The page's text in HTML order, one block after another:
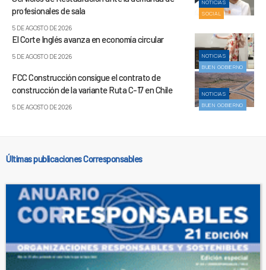
NOTICIAS
SOCIAL
profesionales de sala
5 DE AGOSTO DE 2026
NOTICIAS
BUEN GOBIERNO
El Corte Inglés avanza en economía circular
5 DE AGOSTO DE 2026
NOTICIAS
BUEN GOBIERNO
FCC Construcción consigue el contrato de
construcción de la variante Ruta C-17 en Chile
5 DE AGOSTO DE 2026
Últimas publicaciones Corresponsables